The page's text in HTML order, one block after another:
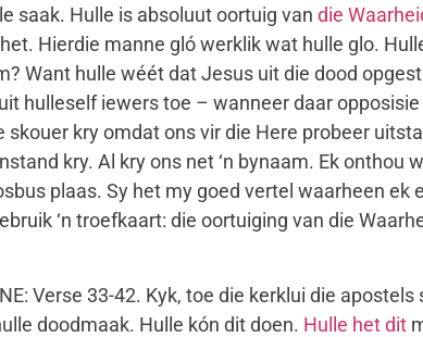
saak. Hulle is absoluut oortuig van die
Hierdie manne gló werklik wat hulle glo.
Want hulle wéét dat Jesus uit die dood
hulleself iewers toe – wanneer daar
kry omdat ons vir die Here probeer
kry. Al kry ons net ‘n bynaam. Ek onthou
plaas. Sy het my goed vertel waarheen ek
‘n troefkaart: die oortuiging van die
Verse 33-42. Kyk, toe die kerklui die
doodmaak. Hulle kón dit doen. Hulle het dit